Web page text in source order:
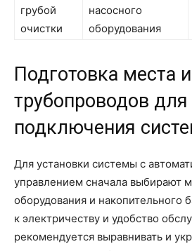
грубой
очистки
насосного
оборудования
Подготовка места
трубопроводов для
подключения
Для установки системы с
управлением сначала выбирают
оборудования и накопительного
к электричеству и удобство
рекомендуется выравнивать и